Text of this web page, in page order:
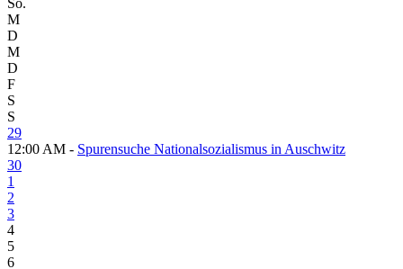
So.
M
D
M
D
F
S
S
29
12:00 AM - Spurensuche Nationalsozialismus in Auschwitz
30
1
2
3
4
5
6